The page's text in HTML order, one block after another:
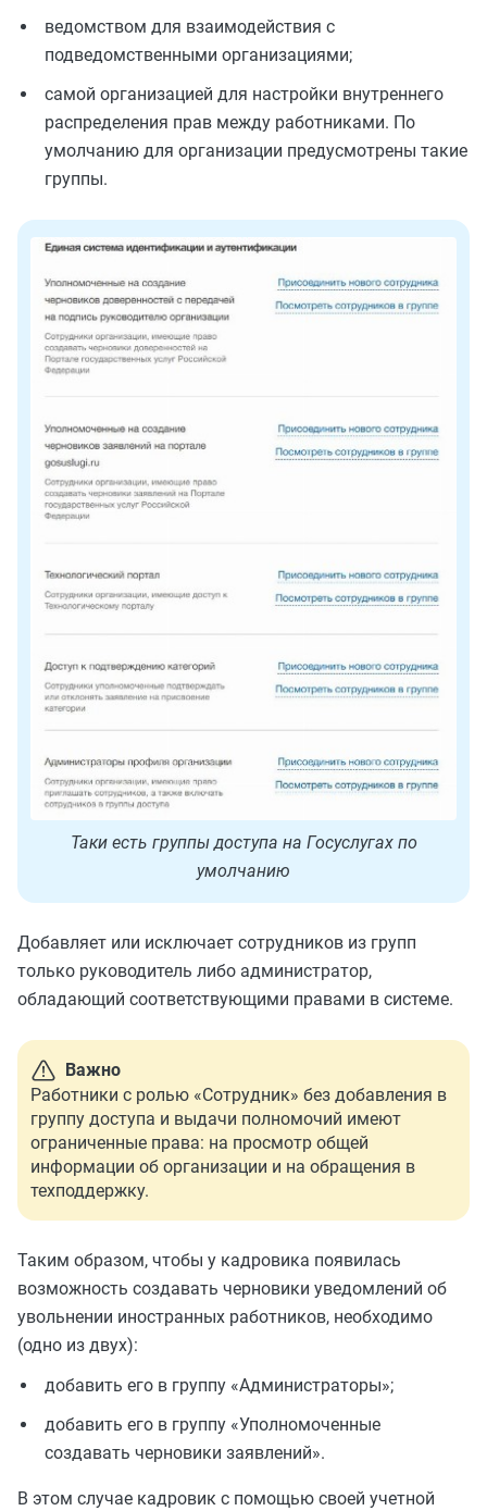
ведомством для взаимодействия с
подведомственными организациями;
самой организацией для настройки внутреннего
распределения прав между работниками. По
умолчанию для организации предусмотрены такие
группы.
Таки есть группы доступа на Госуслугах по
умолчанию
Добавляет или исключает сотрудников из групп
только руководитель либо администратор,
обладающий соответствующими правами в системе.
Важно
Работники с ролью «Сотрудник» без добавления в
группу доступа и выдачи полномочий имеют
ограниченные права: на просмотр общей
информации об организации и на обращения в
техподдержку.
Таким образом, чтобы у кадровика появилась
возможность создавать черновики уведомлений об
увольнении иностранных работников, необходимо
(одно из двух):
добавить его в группу «Администраторы»;
добавить его в группу «Уполномоченные
создавать черновики заявлений».
В этом случае кадровик с помощью своей учетной